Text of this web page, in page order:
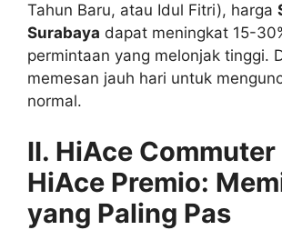
Tahun Baru, atau Idul Fitri), harga
Surabaya dapat meningkat 15-
permintaan yang melonjak tinggi.
memesan jauh hari untuk
normal.
II. HiAce Commuter
HiAce Premio:
yang Paling Pas